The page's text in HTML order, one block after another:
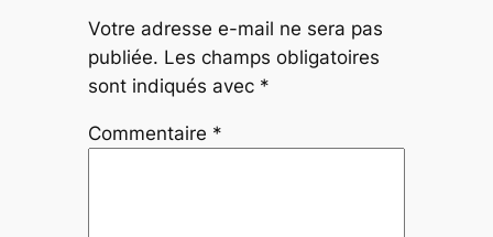
Votre adresse e-mail ne sera pas
publiée. Les champs obligatoires
sont indiqués avec *
Commentaire *